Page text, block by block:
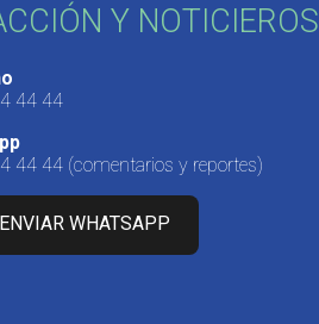
Y NOTICIEROS
44 44
44 44 (comentarios y reportes)
ENVIAR WHATSAPP